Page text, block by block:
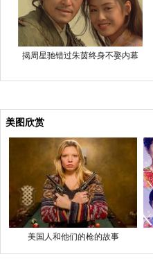
揭周星驰错过朱茵终身不娶内幕
美图欣赏
美国人和他们的枪的故事